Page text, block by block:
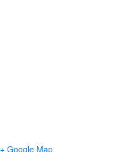
+ Google Map